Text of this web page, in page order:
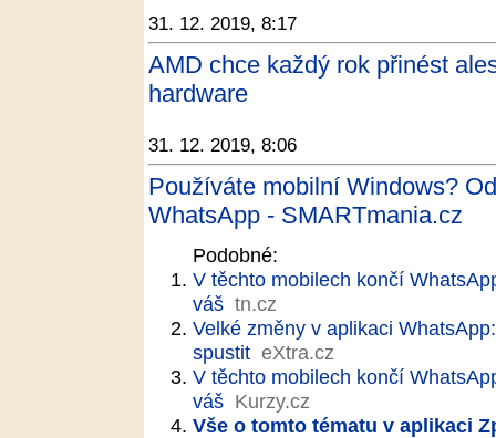
31. 12. 2019, 8:17
AMD chce každý rok přinést
hardware
31. 12. 2019, 8:06
Používáte mobilní Windows?
WhatsApp - SMARTmania.cz
Podobné:
V těchto mobilech končí
váš tn.cz
Velké změny v aplikaci
spustit eXtra.cz
V těchto mobilech končí
váš Kurzy.cz
Vše o tomto tématu v aplikaci